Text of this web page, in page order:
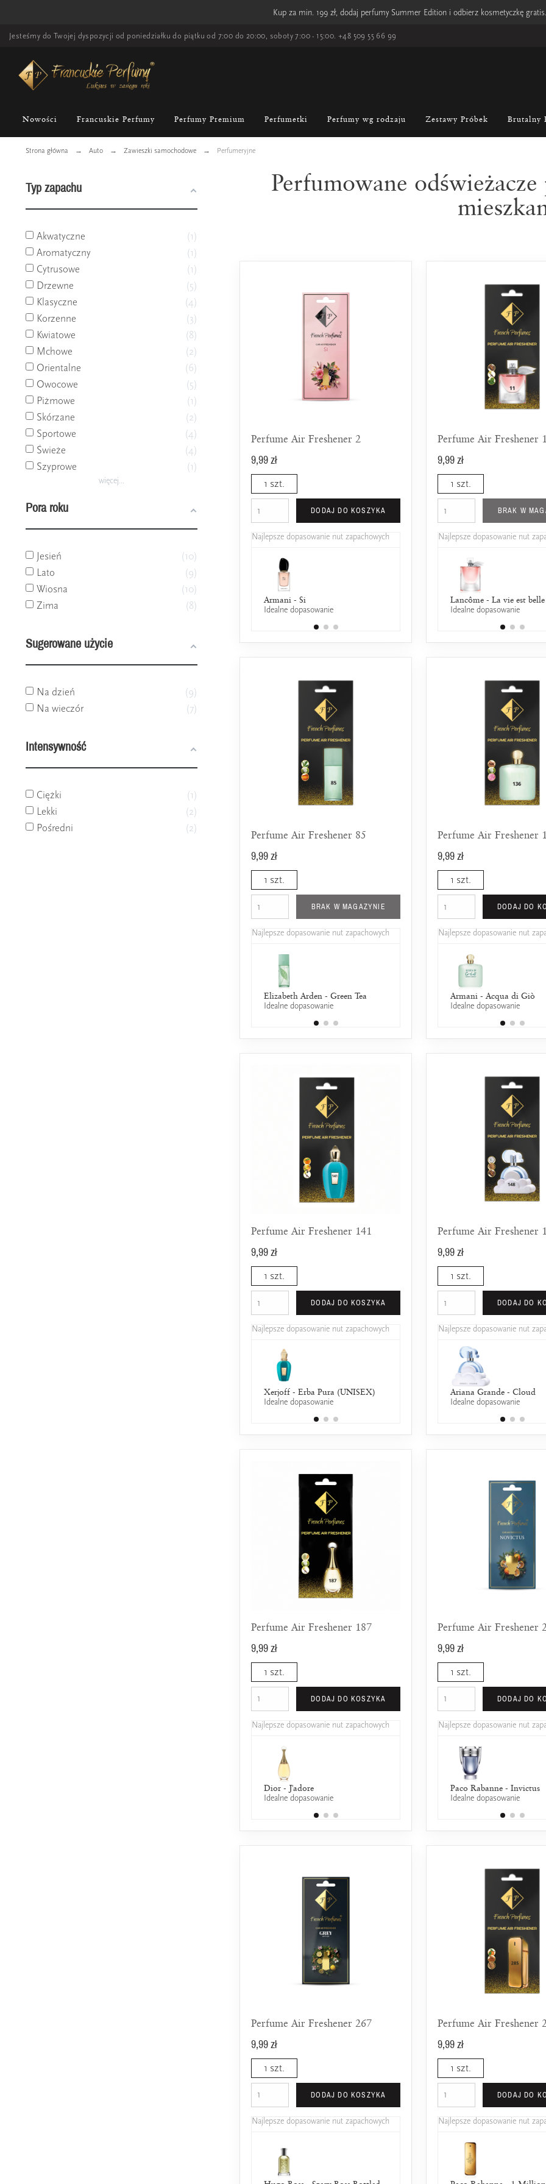
Kup za min. 199 zł, dodaj perfumy Summer Edition i odbierz kosmetyczkę gratis.
Jesteśmy do Twojej dyspozycji od poniedziałku do piątku od 7:00 do 20:00, soboty 7:00 - 15:00. +48 509 55 66 99
Nowości Francuskie Perfumy Perfumy Premium Perfumetki Perfumy wg rodzaju Zestawy Próbek Brutalny
Strona główna Auto Zawieszki samochodowe Perfumeryjne
Typ zapachu
Akwatyczne
1
Aromatyczny
1
Cytrusowe
1
Drzewne
5
Klasyczne
4
Korzenne
3
Kwiatowe
8
Mchowe
2
Orientalne
6
Owocowe
5
Piżmowe
1
Skórzane
2
Sportowe
4
Świeże
4
Szyprowe
1
więcej...
Pora roku
Jesień
10
Lato
9
Wiosna
10
Zima
8
Sugerowane użycie
Na dzień
9
Na wieczór
7
Intensywność
Ciężki
1
Lekki
2
Pośredni
2
Perfumowane
Perfume Air Freshener 2
9,99 zł
1 szt.
DODAJ DO KOSZYKA
Najlepsze dopasowanie nut zapachowych
Armani - Si
Idealne dopasowanie
Lancôme - La Nuit Tresor a la
Perfume Air Freshener
9,99 zł
1 szt.
BRAK W
Najlepsze dopasowanie nut
Lancôme - La vie est belle
Idealne dopasowanie
Perfume Air Freshener 85
9,99 zł
1 szt.
BRAK W MAGAZYNIE
Najlepsze dopasowanie nut zapachowych
Elizabeth Arden - Green Tea
Idealne dopasowanie
Davidoff - Cool Water Edt
25% wspólnych nut zapachowych
Perfume Air Freshener
9,99 zł
1 szt.
DODAJ DO
Najlepsze dopasowanie nut
Armani - Acqua di Giò
Idealne dopasowanie
Perfume Air Freshener 141
9,99 zł
1 szt.
DODAJ DO KOSZYKA
Najlepsze dopasowanie nut zapachowych
Xerjoff - Erba Pura (UNISEX)
Idealne dopasowanie
Chloé - L`Eau de Chloe EDT
25% wspólnych nut zapachowych
Perfume Air Freshener
9,99 zł
1 szt.
DODAJ DO
Najlepsze dopasowanie nut
Ariana Grande - Cloud
Idealne dopasowanie
Perfume Air Freshener 187
9,99 zł
1 szt.
DODAJ DO KOSZYKA
Najlepsze dopasowanie nut zapachowych
Dior - J'adore
Idealne dopasowanie
Jean Paul Gaultier - Classique
50% wspólnych nut zapachowych
Perfume Air Freshener
9,99 zł
1 szt.
DODAJ DO
Najlepsze dopasowanie nut
Paco Rabanne - Invictus
Idealne dopasowanie
Perfume Air Freshener 267
9,99 zł
1 szt.
DODAJ DO KOSZYKA
Najlepsze dopasowanie nut zapachowych
Perfume Air Freshener
9,99 zł
1 szt.
DODAJ DO
Najlepsze dopasowanie nut